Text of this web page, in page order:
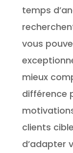
temps
vous
mieux
différence
clients
d’adapter